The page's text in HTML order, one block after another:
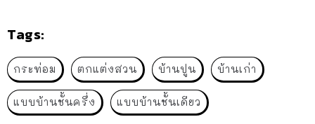
Tags:
กระท่อม ตกแต่งสวน บ้านปูน บ้านเก่า
แบบบ้านชั้นครึ่ง แบบบ้านชั้นเดียว